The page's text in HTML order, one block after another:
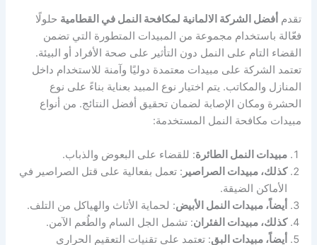
تقدم أفضل الشركة الالمانية لمكافحة النمل في القطامية حلولًا
فعّالة باستخدام مجموعة من المبيدات المتطورة التي تضمن
القضاء التام على النمل دون التأثير على صحة الأفراد أو البيئة.
تعتمد الشركة على مبيدات معتمدة دوليًا وآمنة للاستخدام داخل
المنازل والمكاتب. يتم اختيار نوع المبيد بعناية بناءً على نوع
الحشرة ومكان الإصابة لضمان تحقيق أفضل النتائج. من أنواع
مبيدات مكافحة النمل المستخدمة:
مبيدات النمل الطائرة: للقضاء على البعوض والذباب.
كذلك، مبيدات الصراصير : تعمل بفعالية على قتل الصراصير في
الأماكن الضيقة.
أيضاً، مبيدات النمل الأبيض: لحماية الأثاث والهياكل من التلف.
كذلك، مبيدات الفئران: تشمل الجل السام والطُعم الآمن.
أيضاً، مبيدات البق: تعتمد على تقنيات التعقيم الحراري